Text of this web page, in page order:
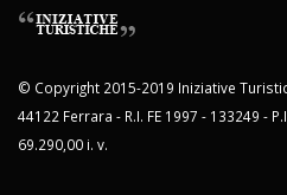
© Copyright 2015-2019 Iniziative
44122 Ferrara - R.I. FE 1997 - 133249 -
69.290,00 i. v.